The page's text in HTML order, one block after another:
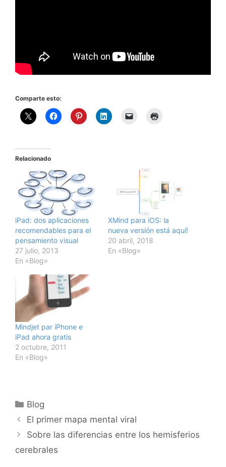
Comparte esto:
Relacionado
iPad: dos aplicaciones
recomendables para el
pensamiento visual
27 julio, 2013
En «Blog»
XMind para iOS: la
nueva versión está aquí!
20 abril, 2018
En «Blog»
Mindjet par iPhone e
iPad ahora gratis
2 octubre, 2011
En «Blog»
Categorías
Blog
El primer mapa mental viral
Sobre las diferencias entre los hemisferios
cerebrales